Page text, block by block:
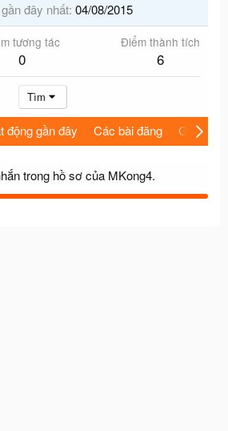
đây nhất 04/08/2015
tương tác
0
Điểm thành tích
6
Tìm
động gần đây Các bài đăng Giới thiệu
trong hồ sơ của MKong4.